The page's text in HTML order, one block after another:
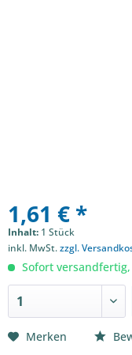
1,61 € *
Inhalt: 1 Stück
inkl. MwSt.zzgl.
Sofort
Merken